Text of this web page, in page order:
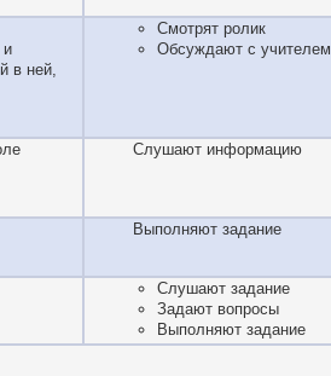
и
в ней,
Смотрят ролик
Обсуждают с учителем
Слушают информацию
Выполняют задание
Слушают задание
Задают вопросы
Выполняют задание